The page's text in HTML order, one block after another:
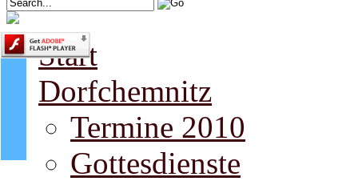
Start
Dorfchemnitz
Termine 2010
Gottesdienste